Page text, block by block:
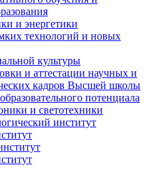
и энергетики
технологий и новых
культуры
и аттестации научных и
кадров Высшей школы
потенциала
и светотехники
институт